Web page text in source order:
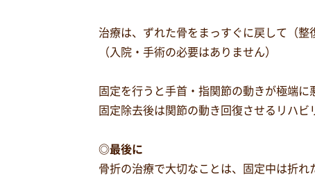
治療は、ずれた骨をまっすぐに戻して（整
（入院・手術の必要はありません）
固定を行うと手首・指関節の動きが極端
固定除去後は関節の動き回復させるリハビ
◎最後に
骨折の治療で大切なことは、固定中は折